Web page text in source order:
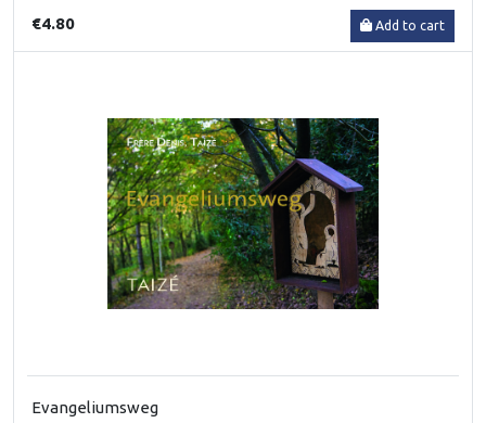
€4.80 Add to cart
Evangeliumsweg